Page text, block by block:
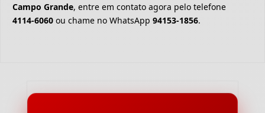
Campo Grande, entre em contato agora pelo telefone
4114-6060 ou chame no WhatsApp 94153-1856.